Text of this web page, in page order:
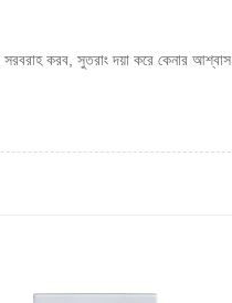
সরবরাহ করব, সুতরাং দয়া করে কেনার আশ্বাস